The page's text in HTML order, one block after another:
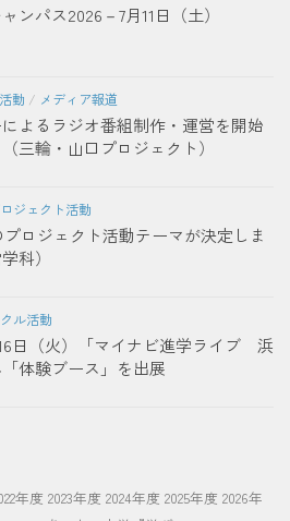
ンパス2026－7月11日（土）
動 / メディア報道
よるラジオ番組制作・運営を開始
三輪・山口プロジェクト）
ジェクト活動
ロジェクト活動テーマが決定しま
科）
ル活動
日（火）「マイナビ進学ライブ 浜
体験ブース」を出展
年度 2023年度 2024年度 2025年度 2026年